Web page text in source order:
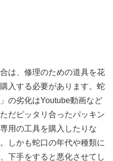
は、修理のための道具を花
入する必要があります。蛇
の劣化はYoutube動画など
だピッタリ合ったパッキン
用の工具を購入したりな
しかも蛇口の年代や種類に
下手をすると悪化させてし